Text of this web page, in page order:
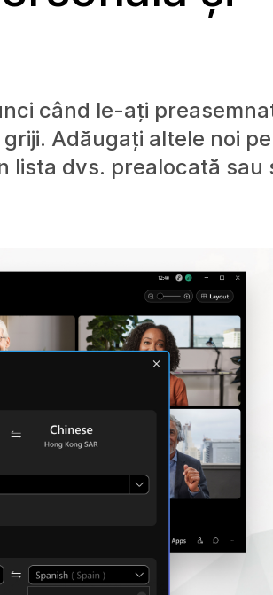
când le-ați
Adăugați altele noi
lista dvs. prealocată sau